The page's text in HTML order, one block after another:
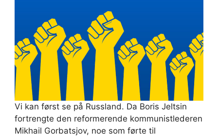
Vi kan først se på Russland. Da Boris Jeltsin
fortrengte den reformerende kommunistlederen
Mikhail Gorbatsjov, noe som førte til